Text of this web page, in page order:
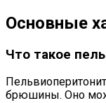
Основные
Что такое
брюшины. Оно